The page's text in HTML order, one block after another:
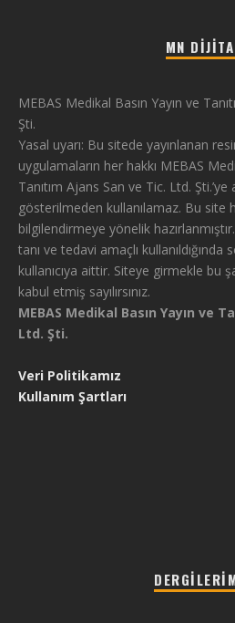
MN
MEBAS Medikal Basın Yayın ve
Şti.
Yasal uyarı: Bu sitede yayınlanan
uygulamaların her hakkı MEBAS
Tanıtım Ajans San ve Tic. Ltd.
gösterilmeden kullanılamaz. Bu site
bilgilendirmeye yönelik
tanı ve tedavi amaçlı
kullanıcıya aittir. Siteye girmekle bu
kabul etmiş sayılırsınız.
MEBAS Medikal Basın Yayın ve
Ltd. Şti.
Veri Politikamız
Kullanım Şartları